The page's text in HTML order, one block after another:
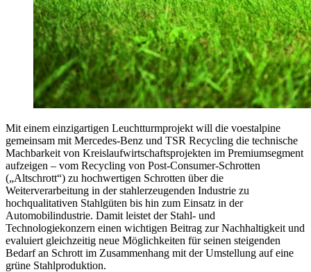
Mit einem einzigartigen Leuchtturmprojekt will die voestalpine
gemeinsam mit Mercedes-Benz und TSR Recycling die technische
Machbarkeit von Kreislaufwirtschaftsprojekten im Premiumsegment
aufzeigen – vom Recycling von Post-Consumer-Schrotten
(„Altschrott“) zu hochwertigen Schrotten über die
Weiterverarbeitung in der stahlerzeugenden Industrie zu
hochqualitativen Stahlgüten bis hin zum Einsatz in der
Automobilindustrie. Damit leistet der Stahl- und
Technologiekonzern einen wichtigen Beitrag zur Nachhaltigkeit und
evaluiert gleichzeitig neue Möglichkeiten für seinen steigenden
Bedarf an Schrott im Zusammenhang mit der Umstellung auf eine
grüne Stahlproduktion.